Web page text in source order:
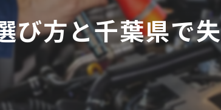
び方と千葉県で